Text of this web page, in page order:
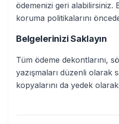
ödemenizi geri alabilirsiniz.
koruma politikalarını
Belgelerinizi Saklayın
Tüm ödeme dekontlarını,
yazışmaları düzenli olarak
kopyalarını da yedek